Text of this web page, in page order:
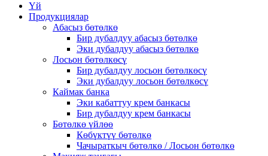
Үй
Продукциялар
Абасыз бөтөлкө
Бир дубалдуу абасыз бөтөлкө
Эки дубалдуу абасыз бөтөлкө
Лосьон бөтөлкөсү
Бир дубалдуу лосьон бөтөлкөсү
Эки дубалдуу лосьон бөтөлкөсү
Каймак банка
Эки кабаттуу крем банкасы
Бир дубалдуу крем банкасы
Бөтөлкө үйлөө
Көбүктүү бөтөлкө
Чачыраткыч бөтөлкө / Лосьон бөтөлкө